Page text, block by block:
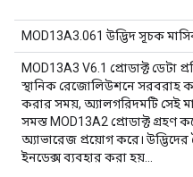
MOD13A3.061 উদ্ভিদ সূচক
MOD13A3 V6.1 প্রোডাক্ট ডেটা
স্থানিক রেজোলিউশনে সরবরাহ
করার সময়, অ্যালগরিদমটি সেই
সমস্ত MOD13A2 প্রোডাক্ট
অ্যাভারেজ প্রয়োগ করে।
ইনডেক্স ব্যবহার করা হয়…